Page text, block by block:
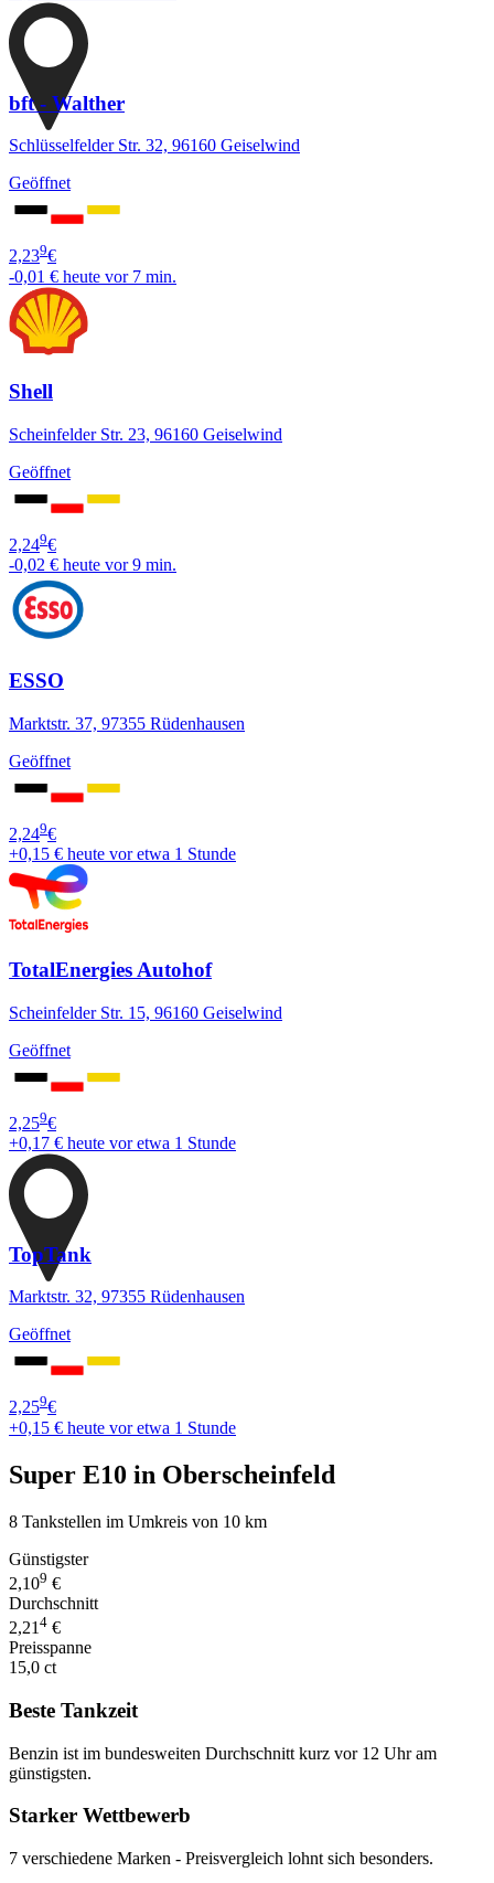
bft - Walther
Schlüsselfelder Str. 32, 96160 Geiselwind
Geöffnet
2,239€
-0,01 € heute vor 7 min.
Shell
Scheinfelder Str. 23, 96160 Geiselwind
Geöffnet
2,249€
-0,02 € heute vor 9 min.
ESSO
Marktstr. 37, 97355 Rüdenhausen
Geöffnet
2,249€
+0,15 € heute vor etwa 1 Stunde
TotalEnergies Autohof
Scheinfelder Str. 15, 96160 Geiselwind
Geöffnet
2,259€
+0,17 € heute vor etwa 1 Stunde
TopTank
Marktstr. 32, 97355 Rüdenhausen
Geöffnet
2,259€
+0,15 € heute vor etwa 1 Stunde
Super E10 in Oberscheinfeld
8 Tankstellen im Umkreis von 10 km
Günstigster
2,109 €
Durchschnitt
2,21 4 €
Preisspanne
15,0 ct
Beste Tankzeit
Benzin ist im bundesweiten Durchschnitt kurz vor 12 Uhr am
günstigsten.
Starker Wettbewerb
7 verschiedene Marken - Preisvergleich lohnt sich besonders.